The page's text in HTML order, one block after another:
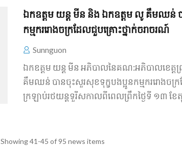
ឯកឧត្តម យន្ត មីន និង ឯកឧត្តម លូ គឹមឈន់
កម្មករ​រោងចក្រ​ដែល​ជួប​គ្រោះថ្នាក់​ចរាចរណ៍​
Sunnguon
ឯកឧត្តម យន្ត មីន អភិបាល​នៃ​គណ​:​អភិបាលខេត្
គឹមឈន់ បាន​ចុះ​សួរសុខទុក្ខ​បងប្អូន​កម្មករ​រោងចក្រ​
ក្រឡាប់​រថយន្ត​ទួរីស​កាលពី​ពេល​ព្រឹក​ថ្ងៃ​ទី ១៣ ខែ
Showing 41-45 of 95 news items